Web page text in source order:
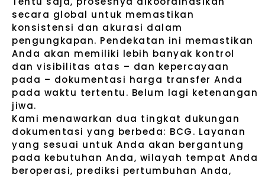
secara global untuk memastikan
konsistensi dan akurasi dalam
pengungkapan. Pendekatan ini memastikan
Anda akan memiliki lebih banyak kontrol
dan visibilitas atas – dan kepercayaan
pada – dokumentasi harga transfer Anda
pada waktu tertentu. Belum lagi ketenangan
jiwa.
Kami menawarkan dua tingkat dukungan
dokumentasi yang berbeda: BCG. Layanan
yang sesuai untuk Anda akan bergantung
pada kebutuhan Anda, wilayah tempat Anda
beroperasi, prediksi pertumbuhan Anda,